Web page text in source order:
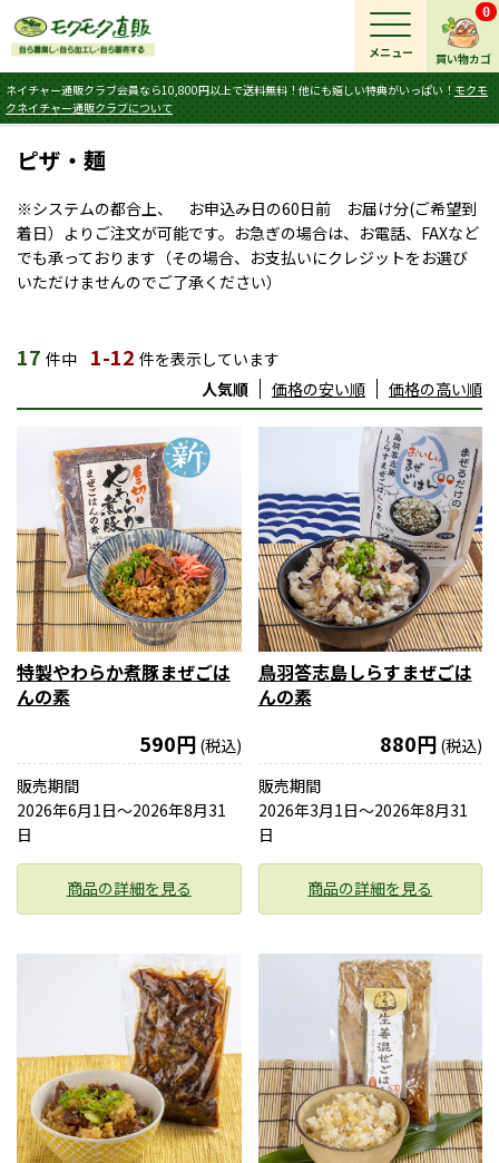
買い物カゴ
0
ネイチャー通販クラブ会員なら10,800円以上で送料無料！他にも嬉しい特典がいっぱい！ モクモ
クネイチャー通販クラブについて
メニュー
ピザ・麺
※システムの都合上、 お申込み日の60日前 お届け分(ご希望到
着日）よりご注文が可能です。お急ぎの場合は、お電話、FAXなど
でも承っております（その場合、お支払いにクレジットをお選び
いただけませんのでご了承ください）
17 件中 1-12 件を表示しています
人気順
価格の安い順 価格の高い順
特製やわらか煮豚まぜごは
んの素
590円 (税込)
販売期間
2026年6月1日〜2026年8月31
日
商品の詳細を見る
鳥羽答志島しらすまぜごは
んの素
880円 (税込)
販売期間
2026年3月1日〜2026年8月31
日
商品の詳細を見る